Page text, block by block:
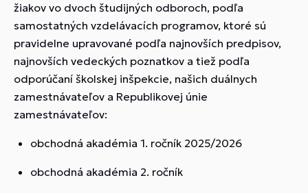
žiakov vo dvoch študijných odboroch, podľa
samostatných vzdelávacích programov, ktoré sú
pravidelne upravované podľa najnovších predpisov,
najnovších vedeckých poznatkov a tiež podľa
odporúčaní školskej inšpekcie, našich duálnych
zamestnávateľov a Republikovej únie
zamestnávateľov:
obchodná akadémia 1. ročník 2025/2026
obchodná akadémia 2. ročník